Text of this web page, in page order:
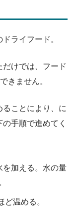
ライフード。
けでは、フード
きません。
ることにより、に
手順で進めてく
を加える。水の量
温める。